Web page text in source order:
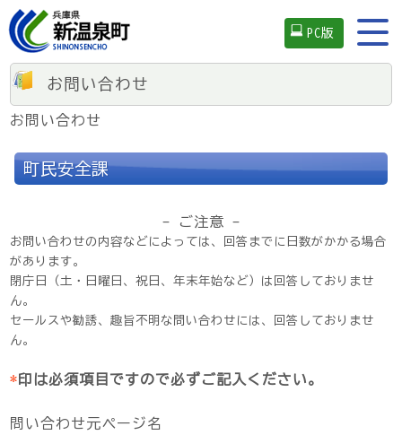
PC版
お問い合わせ
お問い合わせ
町民安全課
- ご注意 -
お問い合わせの内容などによっては、回答までに日数がかかる場合
があります。
閉庁日（土・日曜日、祝日、年末年始など）は回答しておりませ
ん。
セールスや勧誘、趣旨不明な問い合わせには、回答しておりませ
ん。
*印は必須項目ですので必ずご記入ください。
問い合わせ元ページ名